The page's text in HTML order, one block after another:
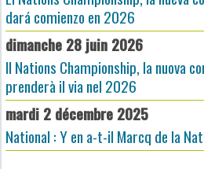
dará comienzo en 2026
dimanche 28 juin 2026
Il Nations Championship, la nuova
prenderà il via nel 2026
mardi 2 décembre 2025
National : Y en a-t-il Marcq de la